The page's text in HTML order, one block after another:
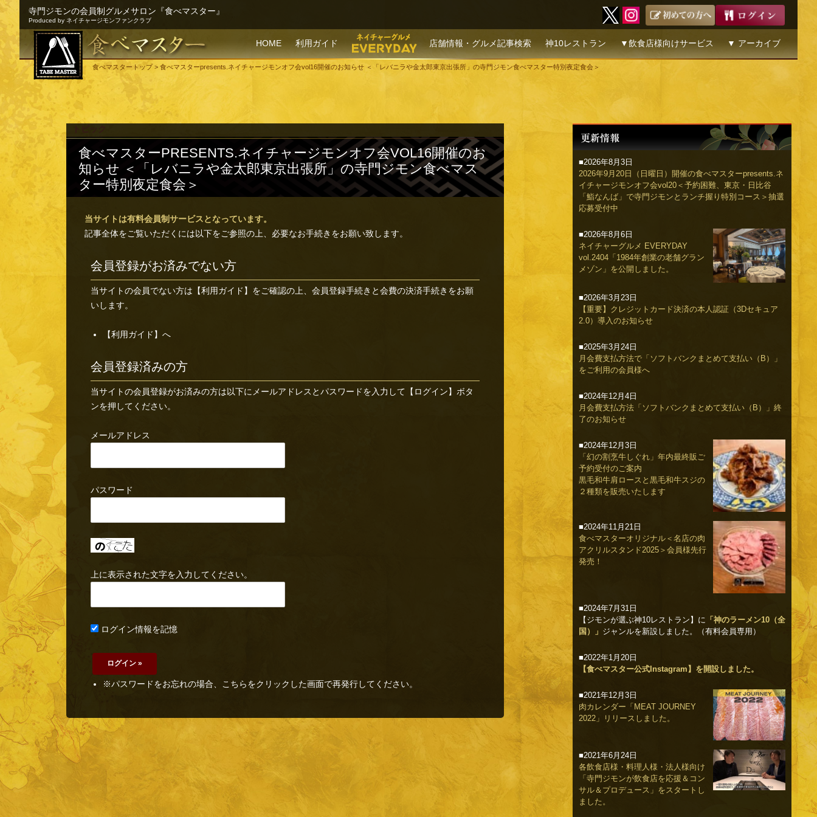
寺門ジモンの会員制グルメサロン『食べマスター』
Produced by ネイチャージモンファンクラブ
HOME 利用ガイド 店舗情報・グルメ記事検索 神10レストラン ▼飲食店様向けサービス ▼ アーカイブ
食べマスタートップ> 食べマスターpresents.ネイチャージモンオフ会vol16開催のお知らせ ＜「レバニラや金太郎東京出張所」の寺門ジモン食べマスター特別夜定食会＞
食べマスターPRESENTS.ネイチャージモンオフ会VOL16開催のお
知らせ ＜「レバニラや金太郎東京出張所」の寺門ジモン食べマス
ター特別夜定食会＞
当サイトは有料会員制サービスとなっています。
記事全体をご覧いただくには以下をご参照の上、必要なお手続きをお願い致します。
会員登録がお済みでない方
当サイトの会員でない方は 【利用ガイド】 をご確認の上、会員登録手続きと会費の決済手続きをお願
いします。
【利用ガイド】へ
会員登録済みの方
当サイトの会員登録がお済みの方は以下にメールアドレスとパスワードを入力して【ログイン】ボタ
ンを押してください。
メールアドレス
パスワード
上に表示された文字を入力してください。
ログイン情報を記憶
※パスワードをお忘れの場合、こちらをクリックした画面で再発行してください。
■2026年8月3日
2026年9月20日（日曜日）開催の食べマスターpresents.ネ
イチャージモンオフ会vol20＜予約困難、東京・日比谷
「鮨なんば」で寺門ジモンとランチ握り特別コース＞抽選
応募受付中
■2026年8月6日
ネイチャーグルメ EVERYDAY
vol.2404「1984年創業の老舗グラン
メゾン」を公開しました。
■2026年3月23日
【重要】クレジットカード決済の本人認証（3Dセキュア
2.0）導入のお知らせ
■2025年3月24日
月会費支払方法で「ソフトバンクまとめて支払い（B）」
をご利用の会員様へ
■2024年12月4日
月会費支払方法「ソフトバンクまとめて支払い（B）」終
了のお知らせ
■2024年12月3日
「幻の割烹牛しぐれ」年内最終販ご
予約受付のご案内
黒毛和牛肩ロースと黒毛和牛スジの
２種類を販売いたします
■2024年11月21日
食べマスターオリジナル＜名店の肉
アクリルスタンド2025＞会員様先行
発売！
■2024年7月31日
【ジモンが選ぶ神10レストラン】に 「神のラーメン10（全
国）」 ジャンルを新設しました。（有料会員専用）
■2022年1月20日
【食べマスター公式Instagram】を開設しました。
■2021年12月3日
肉カレンダー「MEAT JOURNEY
2022」リリースしました。
■2021年6月24日
各飲食店様・料理人様・法人様向け
「寺門ジモンが飲食店を応援＆コン
サル＆プロデュース」をスタートし
ました。